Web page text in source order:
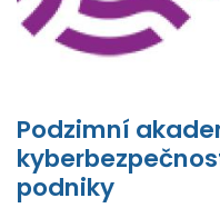
Podzimní
podniky